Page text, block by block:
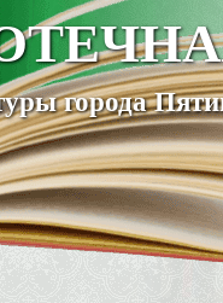
города